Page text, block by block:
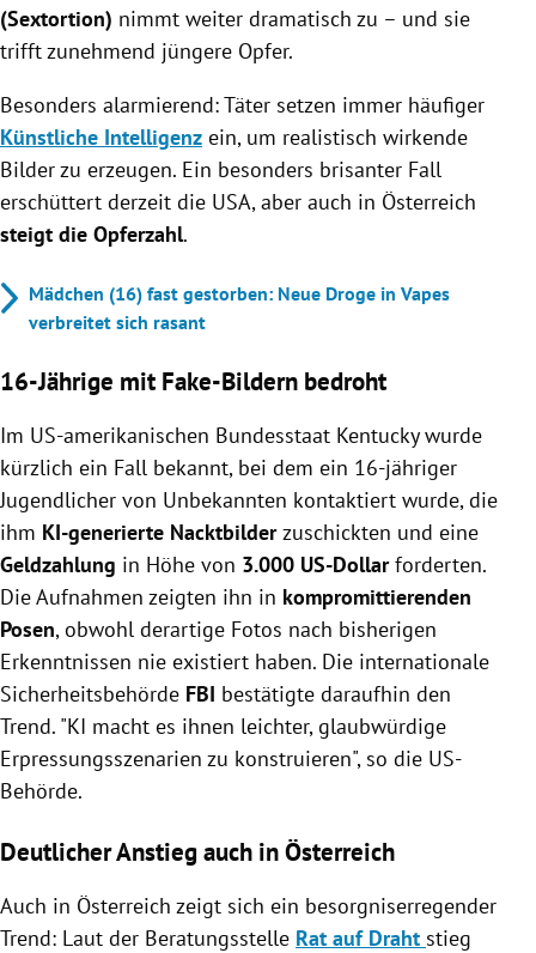
(Sextortion) nimmt weiter dramatisch zu – und sie
trifft zunehmend jüngere Opfer.
Besonders alarmierend: Täter setzen immer häufiger
Künstliche Intelligenz ein, um realistisch wirkende
Bilder zu erzeugen. Ein besonders brisanter Fall
erschüttert derzeit die USA, aber auch in Österreich
steigt die Opferzahl.
Mädchen (16) fast gestorben: Neue Droge in Vapes
verbreitet sich rasant
16-Jährige mit Fake-Bildern bedroht
Im US-amerikanischen Bundesstaat Kentucky wurde
kürzlich ein Fall bekannt, bei dem ein 16-jähriger
Jugendlicher von Unbekannten kontaktiert wurde, die
ihm KI-generierte Nacktbilderzuschickten und eine
Geldzahlung in Höhe von 3.000 US-Dollarforderten.
Die Aufnahmen zeigten ihn in kompromittierenden
Posen, obwohl derartige Fotos nach bisherigen
Erkenntnissen nie existiert haben. Die internationale
Sicherheitsbehörde FBI bestätigte daraufhin den
Trend. "KI macht es ihnen leichter, glaubwürdige
Erpressungsszenarien zu konstruieren", so die US-
Behörde.
Deutlicher Anstieg auch in Österreich
Auch in Österreich zeigt sich ein besorgniserregender
Trend: Laut der Beratungsstelle Rat auf Draht stieg